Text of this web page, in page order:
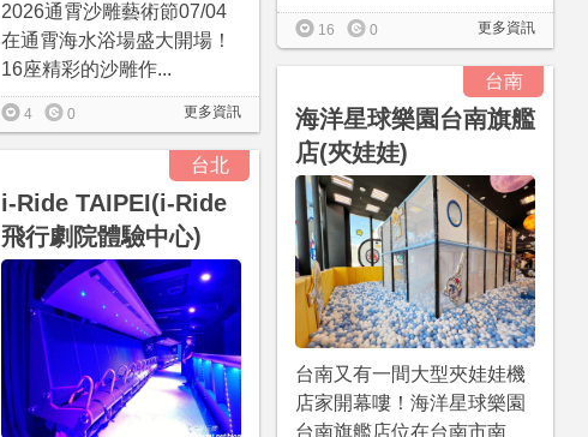
更多資訊
16 0
2026通霄沙雕藝術節07/04
在通霄海水浴場盛大開場！
16座精彩的沙雕作...
更多資訊
4 0
台南
海洋星球樂園台南旗艦
店(夾娃娃)
台南又有一間大型夾娃娃機
店家開幕嘍！海洋星球樂園
台南旗艦店位在台南市南
台北
i-Ride TAIPEI(i-Ride
飛行劇院體驗中心)